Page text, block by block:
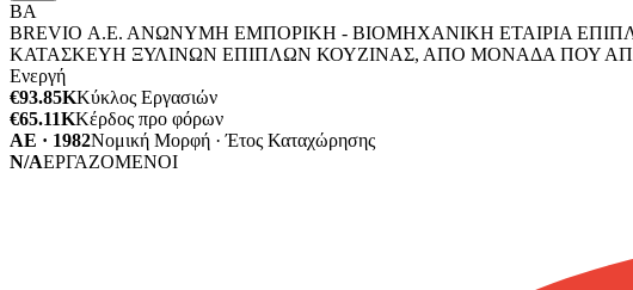
BΑ
BREVIO Α.Ε. ΑΝΩΝΥΜΗ ΕΜΠΟΡΙΚΗ - ΒΙΟΜΗΧΑΝΙΚΗ ΕΤΑΙΡΙΑ
ΚΑΤΑΣΚΕΥΗ ΞΥΛΙΝΩΝ ΕΠΙΠΛΩΝ ΚΟΥΖΙΝΑΣ, ΑΠΟ ΜΟΝΑΔΑ ΠΟΥ
Ενεργή
€93.85KΚύκλος Εργασιών
€65.11KΚέρδος προ φόρων
ΑΕ · 1982Νομική Μορφή · Έτος Καταχώρησης
N/AΕΡΓΑΖΟΜΕΝΟΙ